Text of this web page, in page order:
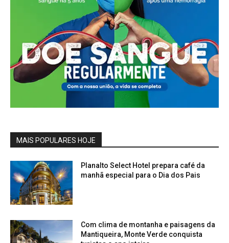
MAIS POPULARES HOJE
Planalto Select Hotel prepara café da
manhã especial para o Dia dos Pais
Com clima de montanha e paisagens da
Mantiqueira, Monte Verde conquista